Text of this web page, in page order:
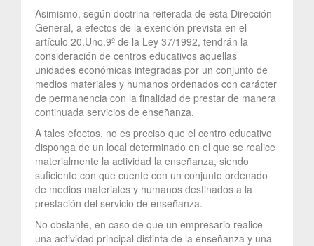
Asimismo, según doctrina reiterada de esta Dirección
General, a efectos de la exención prevista en el
artículo 20.Uno.9º de la Ley 37/1992, tendrán la
consideración de centros educativos aquellas
unidades económicas integradas por un conjunto de
medios materiales y humanos ordenados con carácter
de permanencia con la finalidad de prestar de manera
continuada servicios de enseñanza.
A tales efectos, no es preciso que el centro educativo
disponga de un local determinado en el que se realice
materialmente la actividad la enseñanza, siendo
suficiente con que cuente con un conjunto ordenado
de medios materiales y humanos destinados a la
prestación del servicio de enseñanza.
No obstante, en caso de que un empresario realice
una actividad principal distinta de la enseñanza y una